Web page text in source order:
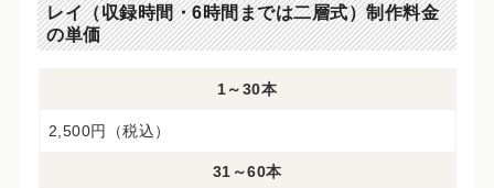
レイ（収録時間・6時間までは二層式）制作料金
の単価
1～30本
2,500円（税込）
31～60本